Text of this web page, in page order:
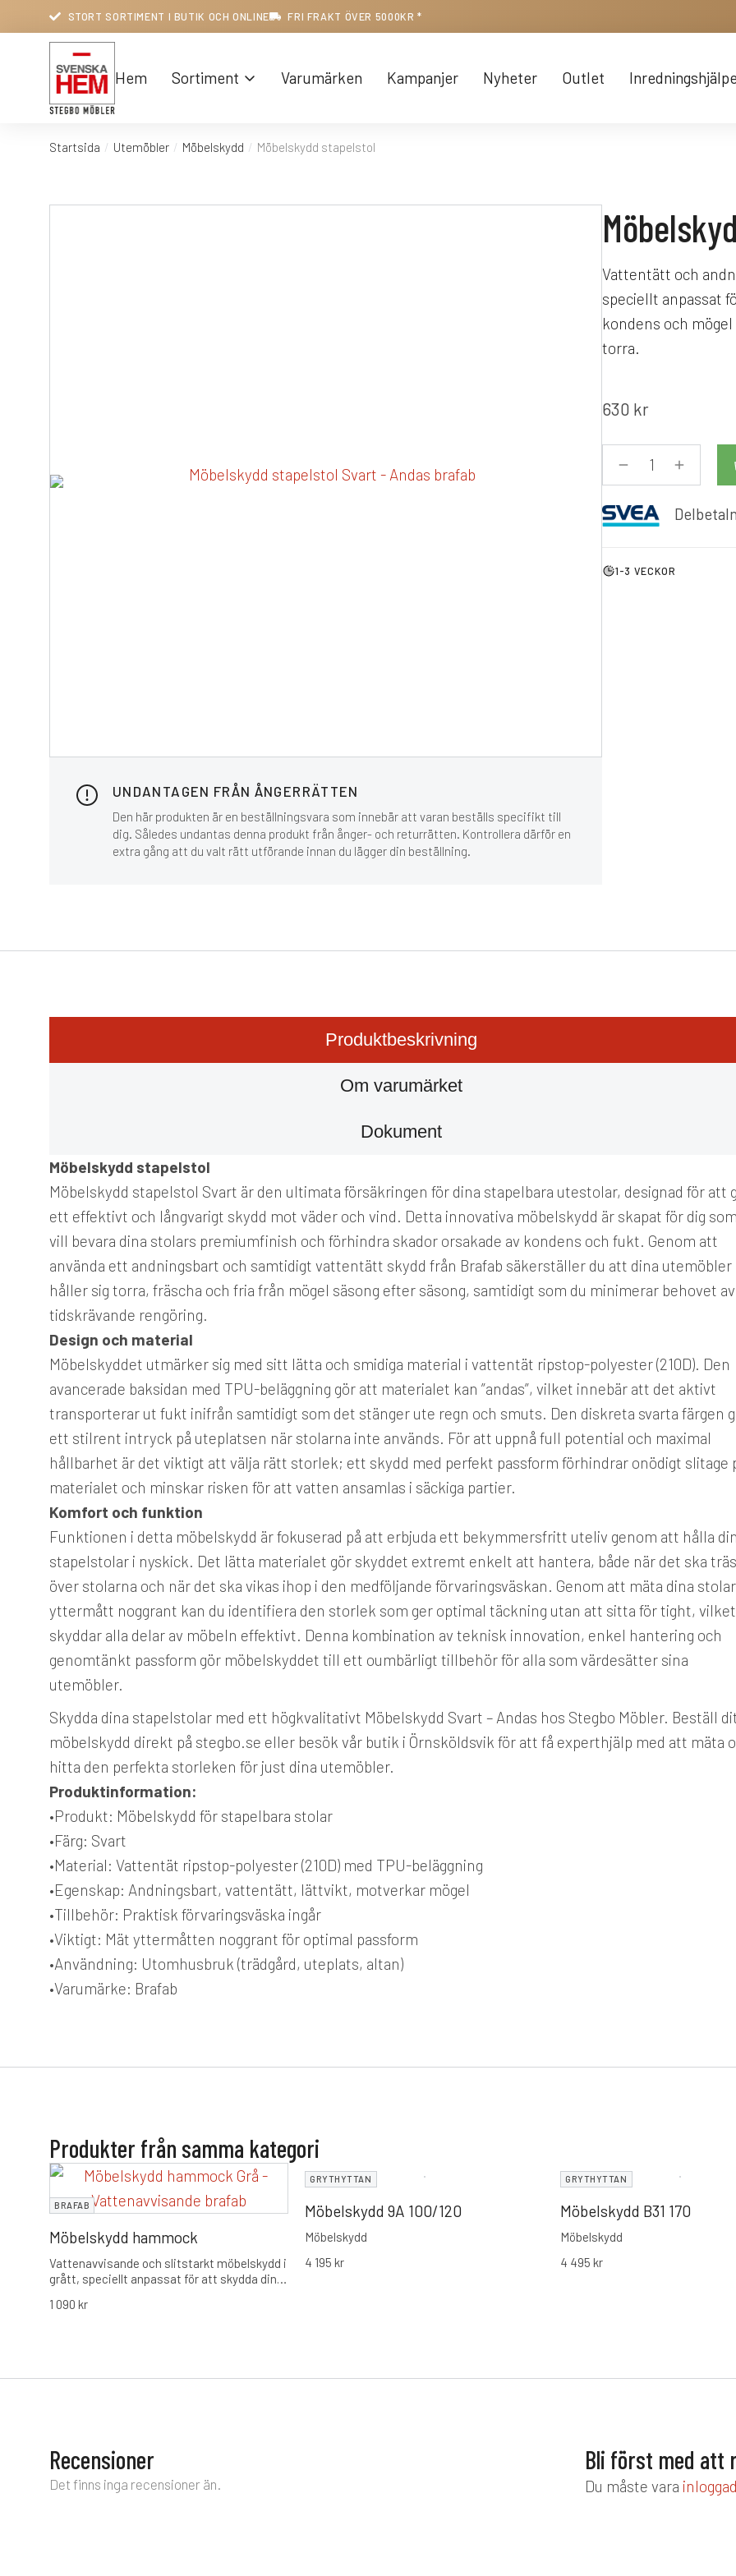
STORT SORTIMENT I BUTIK OCH ONLINE FRI FRAKT ÖVER 5000KR *
Hem Sortiment Varumärken Kampanjer Nyheter Outlet
Du är här:
Startsida Utemöbler Möbelskydd Möbelskydd stapelstol
UNDANTAGEN FRÅN ÅNGERRÄTTEN
Den här produkten är en beställningsvara som innebär att varan beställs specifikt till
dig. Således undantas denna produkt från ånger- och returrätten. Kontrollera därför en
extra gång att du valt rätt utförande innan du lägger din beställning.
Vattentätt och
speciellt anpassat
kondens och
torra.
630 kr
1-3 VECKOR
Produktbeskrivning
Om varumärket
Dokument
Möbelskydd stapelstol
Möbelskydd stapelstol Svart är den ultimata försäkringen för dina stapelbara utestolar, designad för att
ett effektivt och långvarigt skydd mot väder och vind. Detta innovativa möbelskydd är skapat för dig som
vill bevara dina stolars premiumfinish och förhindra skador orsakade av kondens och fukt. Genom att
använda ett andningsbart och samtidigt vattentätt skydd från Brafab säkerställer du att dina utemöbler
håller sig torra, fräscha och fria från mögel säsong efter säsong, samtidigt som du minimerar behovet av
tidskrävande rengöring.
Design och material
Möbelskyddet utmärker sig med sitt lätta och smidiga material i vattentät ripstop-polyester (210D). Den
avancerade baksidan med TPU-beläggning gör att materialet kan ”andas”, vilket innebär att det aktivt
transporterar ut fukt inifrån samtidigt som det stänger ute regn och smuts. Den diskreta svarta färgen
ett stilrent intryck på uteplatsen när stolarna inte används. För att uppnå full potential och maximal
hållbarhet är det viktigt att välja rätt storlek; ett skydd med perfekt passform förhindrar onödigt slitage
materialet och minskar risken för att vatten ansamlas i säckiga partier.
Komfort och funktion
Funktionen i detta möbelskydd är fokuserad på att erbjuda ett bekymmersfritt uteliv genom att hålla
stapelstolar i nyskick. Det lätta materialet gör skyddet extremt enkelt att hantera, både när det ska träs
över stolarna och när det ska vikas ihop i den medföljande förvaringsväskan. Genom att mäta dina
yttermått noggrant kan du identifiera den storlek som ger optimal täckning utan att sitta för tight, vilket
skyddar alla delar av möbeln effektivt. Denna kombination av teknisk innovation, enkel hantering och
genomtänkt passform gör möbelskyddet till ett oumbärligt tillbehör för alla som värdesätter sina
utemöbler.
Skydda dina stapelstolar med ett högkvalitativt Möbelskydd Svart – Andas hos Stegbo Möbler. Beställ
möbelskydd direkt på stegbo.se eller besök vår butik i Örnsköldsvik för att få experthjälp med att mäta
hitta den perfekta storleken för just dina utemöbler.
Produktinformation:
•Produkt: Möbelskydd för stapelbara stolar
•Färg: Svart
•Material: Vattentät ripstop-polyester (210D) med TPU-beläggning
•Egenskap: Andningsbart, vattentätt, lättvikt, motverkar mögel
•Tillbehör: Praktisk förvaringsväska ingår
•Viktigt: Mät yttermåtten noggrant för optimal passform
•Användning: Utomhusbruk (trädgård, uteplats, altan)
•Varumärke: Brafab
Produkter från samma kategori
BRAFAB
Möbelskydd hammock
Vattenavvisande och slitstarkt möbelskydd i
grått, speciellt anpassat för att skydda din
nödvändig investering för att förlänga
1 090 kr
GRYTHYTTAN
Möbelskydd 9A 100/120
Möbelskydd
4 195 kr
GRYTHYTTAN
Möbelskydd B31 170
Möbelskydd
4 495 kr
Recensioner
Det finns inga recensioner än.
Bli först med att
Du måste vara inloggad